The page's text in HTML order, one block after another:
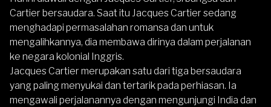
Cartier bersaudara. Saat itu Jacques Cartier sedang
menghadapi permasalahan romansa dan untuk
mengalihkannya, dia membawa dirinya dalam perjalanan
ke negara kolonial Inggris.
Jacques Cartier merupakan satu dari tiga bersaudara
yang paling menyukai dan tertarik pada perhiasan. Ia
mengawali perjalanannya dengan mengunjungi India dan